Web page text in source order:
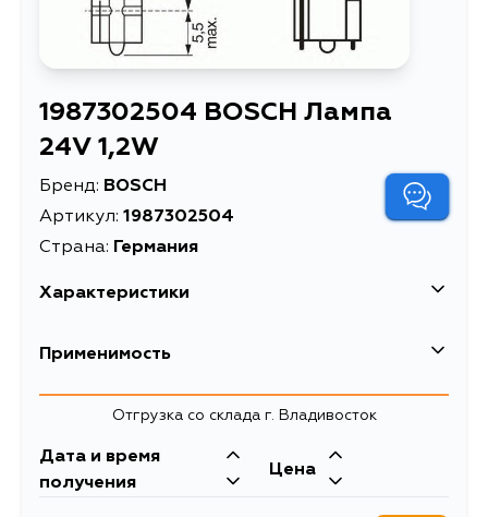
1987302504 BOSCH Лампа
24V 1,2W
Бренд: BOSCH
Артикул: 1987302504
Страна: Германия
Характеристики
EAN-13
Длина упаковки, мм
Масса, кг 0.002
Применимость
Mercedes-Benz
Кузов Двигатель
461.267, GELAENDEWAGEN,
Отгрузка со склада г. Владивосток
Дата и время
получения
Цена